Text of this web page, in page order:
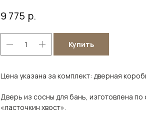
9 775 р.
Купить
Цена указана за комплект: дверная
Дверь из сосны для бань, изготовлена
«ласточкин хвост».